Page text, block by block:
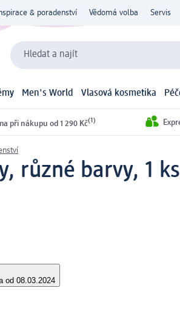
& poradenství Vědomá volba Servis
Hledat a najít
Men's World Vlasová kosmetika
při nákupu od 1 290 Kč(1)
různé barvy, 1 ks
od 08.03.2024